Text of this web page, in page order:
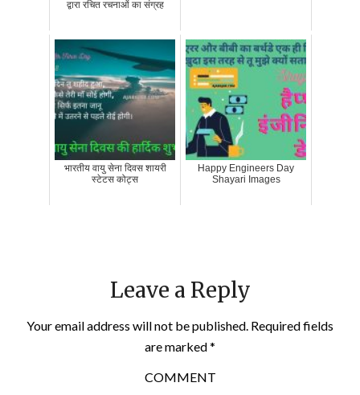
द्वारा रचित रचनाओं का संग्रह
भारतीय वायु सेना दिवस शायरी
स्टेटस कोट्स
Happy Engineers Day
Shayari Images
Leave a Reply
Your email address will not be published. Required fields
are marked*
COMMENT